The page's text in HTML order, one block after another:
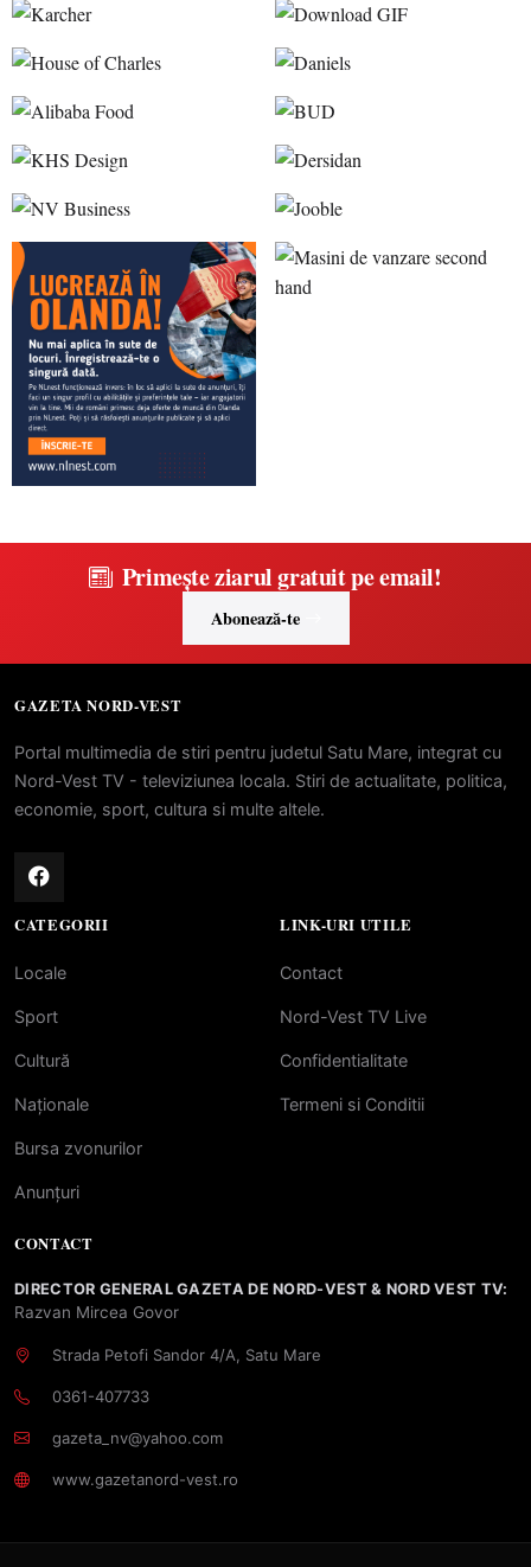
Primește ziarul gratuit pe email!
Abonează-te
GAZETA NORD-VEST
Portal multimedia de stiri pentru judetul Satu Mare, integrat cu
Nord-Vest TV - televiziunea locala. Stiri de actualitate, politica,
economie, sport, cultura si multe altele.
CATEGORII
Locale
Sport
Cultură
Naționale
Bursa zvonurilor
Anunțuri
LINK-URI UTILE
Contact
Nord-Vest TV Live
Confidentialitate
Termeni si Conditii
CONTACT
DIRECTOR GENERAL GAZETA DE NORD-VEST & NORD VEST TV:
Razvan Mircea Govor
Strada Petofi Sandor 4/A, Satu Mare
0361-407733
gazeta_nv@yahoo.com
www.gazetanord-vest.ro